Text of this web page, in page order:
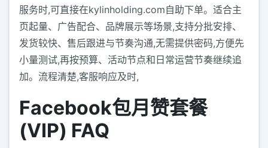
服务时,可直接在kylinholding.com自助下单。适合主
页起量、广告配合、品牌展示等场景,支持分批安排、
发货较快、售后跟进与节奏沟通,无需提供密码,方便先
小量测试,再按预算、活动节点和日常运营节奏继续追
加。流程清楚,客服响应及时,
Facebook包月赞套餐
(VIP) FAQ